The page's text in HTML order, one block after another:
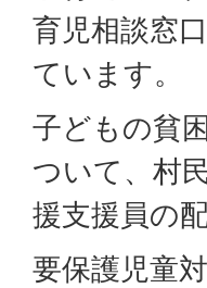
育児相談窓
ています。
子どもの貧
ついて、村
援支援員の
要保護児童